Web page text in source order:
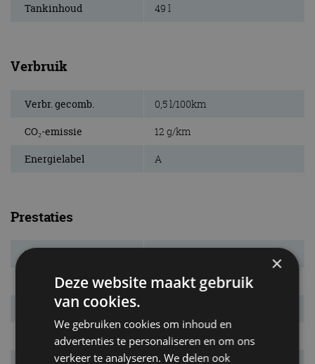
Tankinhoud 49 l
Verbruik
Verbr. gecomb. 0,5 l/100km
CO₂-emissie 12 g/km
Energielabel A
Prestaties
Elek. actieradius
Systeemvermogen 280 kw (381 pk)
Systeemkoppel
Acc. 0-100 km/u 5,6 s
×
Deze website maakt gebruik
van cookies.
We gebruiken cookies om inhoud en
advertenties te personaliseren en om ons
verkeer te analyseren. We delen ook